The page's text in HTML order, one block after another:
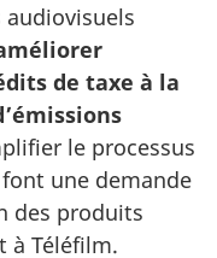
de taxe à la
le processus
une demande
des produits
à Téléfilm.